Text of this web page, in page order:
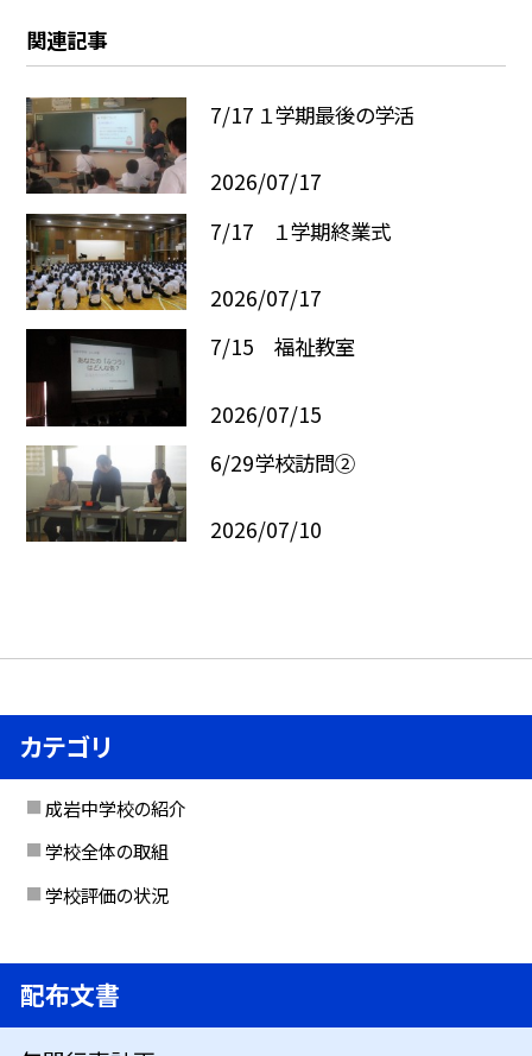
関連記事
7/17 １学期最後の学活
2026/07/17
7/17 １学期終業式
2026/07/17
7/15 福祉教室
2026/07/15
6/29学校訪問②
2026/07/10
カテゴリ
成岩中学校の紹介
学校全体の取組
学校評価の状況
配布文書